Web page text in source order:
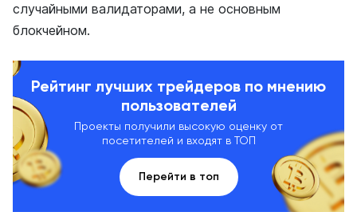
случайными валидаторами, а не основным
блокчейном.
Рейтинг лучших трейдеров по мнению
пользователей
Проекты получили высокую оценку от
посетителей и входят в ТОП
Перейти в топ